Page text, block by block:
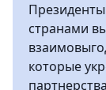
странами
которые